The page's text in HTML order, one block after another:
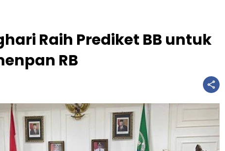
Raih Prediket BB untuk
RB